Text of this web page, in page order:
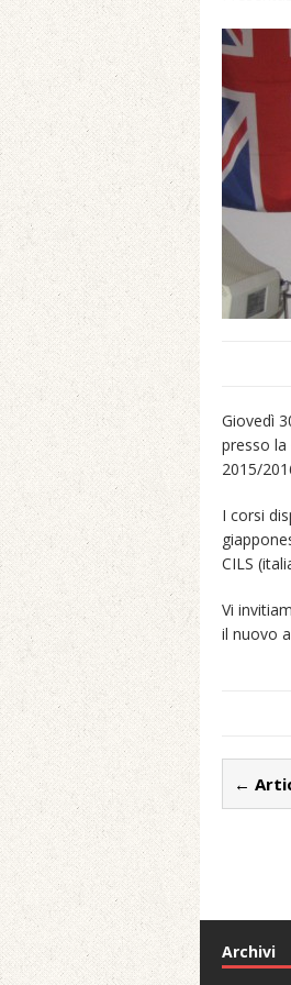
Giovedì
presso
2015/
I corsi
CILS
Vi
il nuovo
←
Archivi